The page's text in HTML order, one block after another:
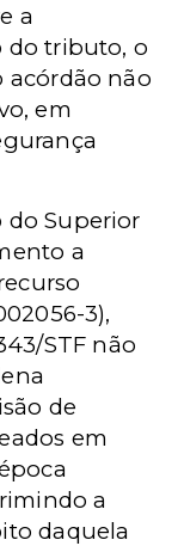
a
do tributo, o
acórdão não
em
do Superior
a
3),
STF não
de
em
a
daquela